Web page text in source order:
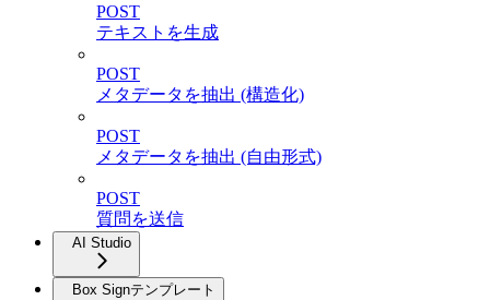
POST
テキストを生成
POST
メタデータを抽出 (構造化)
POST
メタデータを抽出 (自由形式)
POST
質問を送信
AI Studio
Box Signテンプレート